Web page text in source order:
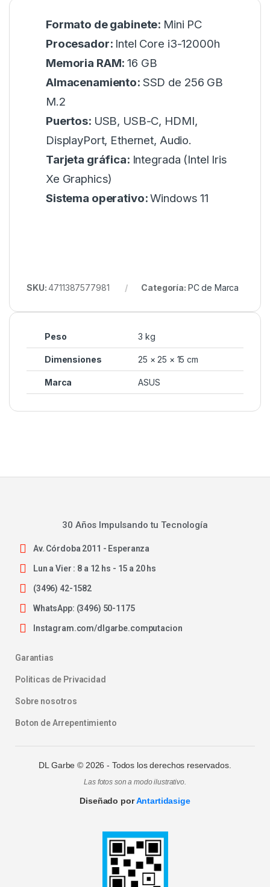
Formato de gabinete: Mini PC
Procesador: Intel Core i3-12000h
Memoria RAM:16 GB
Almacenamiento: SSD de 256 GB
M.2
Puertos: USB, USB-C, HDMI,
DisplayPort, Ethernet, Audio.
Tarjeta gráfica: Integrada (Intel Iris
Xe Graphics)
Sistema operativo:Windows 11
SKU:4711387577981 Categoría: PC de Marca
Peso 3 kg
Dimensiones 25 × 25 × 15 cm
Marca ASUS
30 Años Impulsando tu Tecnología
Av. Córdoba 2011 - Esperanza
Lun a Vier : 8 a 12 hs - 15 a 20 hs
(3496) 42-1582
WhatsApp: (3496) 50-1175
Instagram.com/dlgarbe.computacion
Garantias
Politicas de Privacidad
Sobre nosotros
Boton de Arrepentimiento
DL Garbe © 2026 - Todos los derechos reservados.
Las fotos son a modo ilustrativo.
Diseñado porAntartidasige